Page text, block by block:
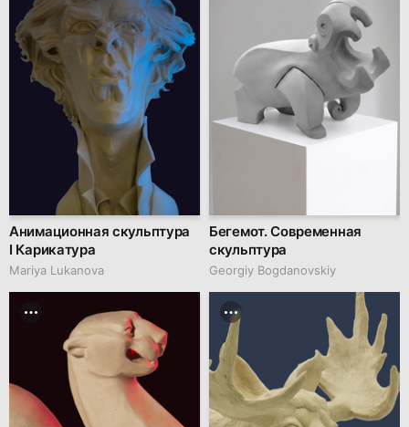
Анимационная скульптура
I Карикатура
Mariya Lukanova
Бегемот. Современная
скульптура
Georgiy Bogdanovskiy